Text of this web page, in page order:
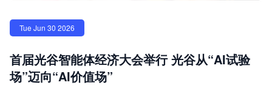
Tue Jun 30 2026
首届光谷智能体经济大会举行 光谷从“AI试验
场”迈向“AI价值场”